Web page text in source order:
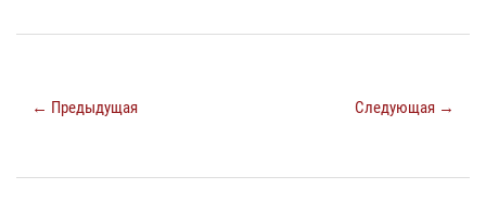
← Предыдущая Следующая →